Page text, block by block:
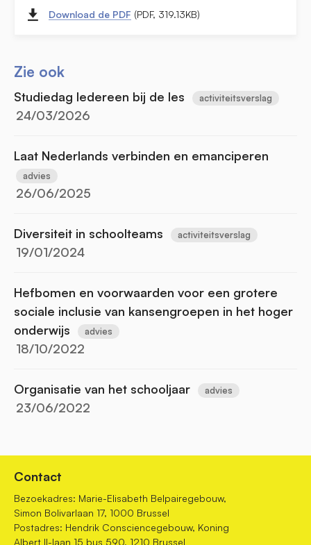
Download de PDF (PDF, 319.13KB)
Zie ook
Studiedag Iedereen bij de les activiteitsverslag
24/03/2026
Laat Nederlands verbinden en emanciperen
advies
26/06/2025
Diversiteit in schoolteams activiteitsverslag
19/01/2024
Hefbomen en voorwaarden voor een grotere
sociale inclusie van kansengroepen in het hoger
onderwijs
advies
18/10/2022
Organisatie van het schooljaar advies
23/06/2022
Contact
Bezoekadres: Marie-Elisabeth Belpairegebouw,
Simon Bolivarlaan 17, 1000 Brussel
Postadres: Hendrik Consciencegebouw, Koning
Albert II-laan 15 bus 590, 1210 Brussel